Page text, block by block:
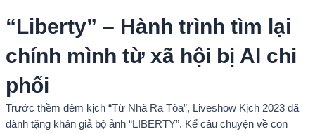
“Liberty” – Hành trình tìm lại
chính mình từ xã hội bị AI chi
phối
Trước thềm đêm kịch “Từ Nhà Ra Tòa”, Liveshow Kịch 2023 đã
dành tặng khán giả bộ ảnh “LIBERTY”. Kể câu chuyện về con